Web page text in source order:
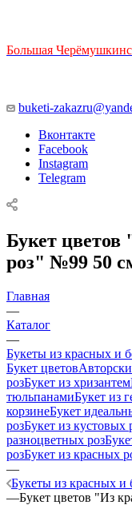
Большая
buketi-
Вконтакте
Facebook
Instagram
Telegram
Букет
роз" №99 50
Главная
—
Каталог
—
Букеты из красных и
Букет цветов
розБукет из хризантем
тюльпанамиБукет из
корзинеБукет
розБукет из кустовых
разноцветных роз
розБукет из красных
—
Букеты из красных и
—Букет цветов "Из